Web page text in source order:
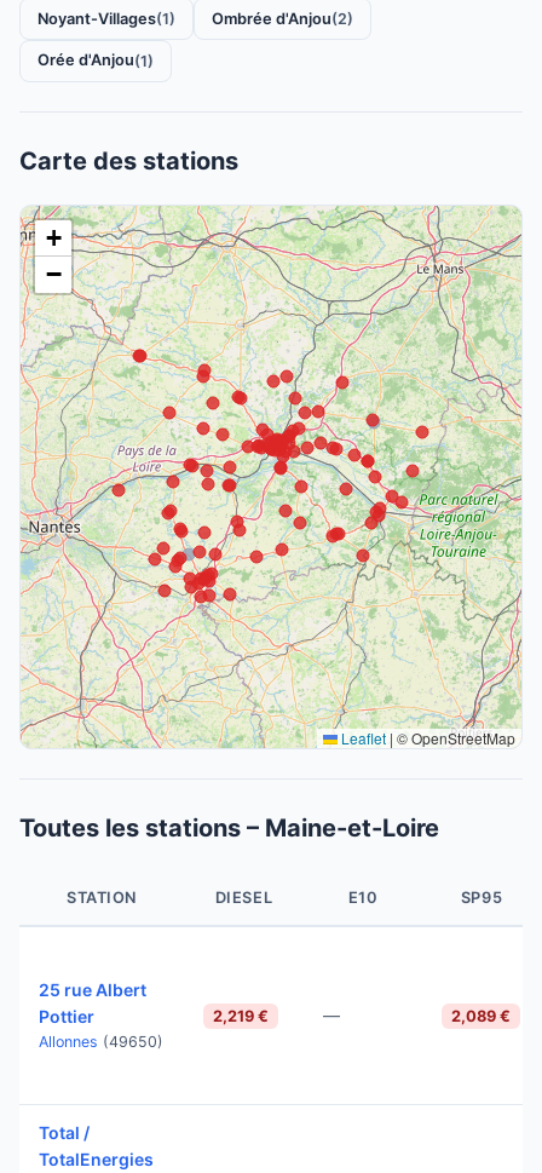
Noyant-Villages(1) Ombrée d'Anjou(2)
Orée d'Anjou(1)
Carte des stations
+
−
Leaflet | © OpenStreetMap
Toutes les stations – Maine-et-Loire
STATION DIESEL E10 SP95
25 rue Albert
Pottier
Allonnes (49650)
2,219 € — 2,089 €
Total /
TotalEnergies